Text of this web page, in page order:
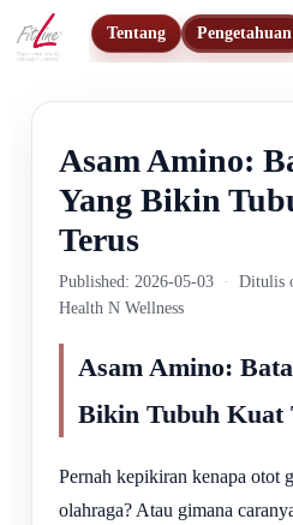
Tentang Pengetahuan
Asam Amino:
Yang Bikin
Terus
Published: 2026-05-03 ·
Ditulis
Health N Wellness
Asam Amino:
Bikin Tubuh Kuat
Pernah kepikiran kenapa otot
olahraga? Atau gimana